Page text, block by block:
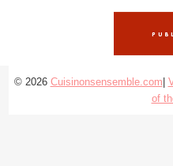
© 2026 Cuisinonsensemble.com
of